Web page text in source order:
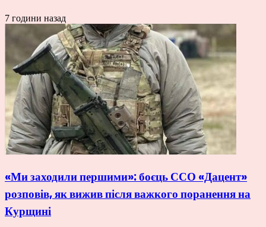
7 години назад
«Ми заходили першими»: боєць ССО «Дацент»
розповів, як вижив після важкого поранення на
Курщині